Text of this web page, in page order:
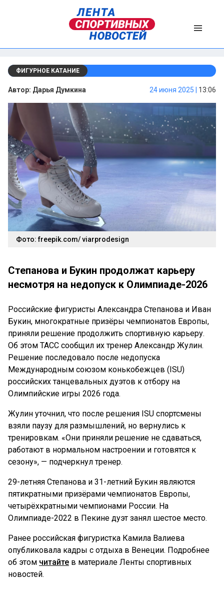
ФИГУРНОЕ КАТАНИЕ
Автор: Дарья Думкина 24 июня 2025 | 13:06
Фото: freepik.com/ viarprodesign
Степанова и Букин продолжат карьеру
несмотря на недопуск к Олимпиаде-2026
Российские фигуристы Александра Степанова и Иван
Букин, многократные призёры чемпионатов Европы,
приняли решение продолжить спортивную карьеру.
Об этом ТАСС сообщил их тренер Александр Жулин.
Решение последовало после недопуска
Международным союзом конькобежцев (ISU)
российских танцевальных дуэтов к отбору на
Олимпийские игры 2026 года.
Жулин уточнил, что после решения ISU спортсмены
взяли паузу для размышлений, но вернулись к
тренировкам. «Они приняли решение не сдаваться,
работают в нормальном настроении и готовятся к
сезону», — подчеркнул тренер.
29-летняя Степанова и 31-летний Букин являются
пятикратными призёрами чемпионатов Европы,
четырёхкратными чемпионами России. На
Олимпиаде-2022 в Пекине дуэт занял шестое место.
Ранее российская фигуристка Камила Валиева
опубликовала кадры с отдыха в Венеции. Подробнее
об этом читайте в материале Ленты спортивных
новостей.